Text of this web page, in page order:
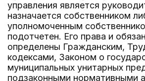
управления является
назначается собственником
уполномоченным
подотчетен. Его права и
определены Гражданским,
кодексами, Законом о
муниципальных унитарных
подзаконными нормативными